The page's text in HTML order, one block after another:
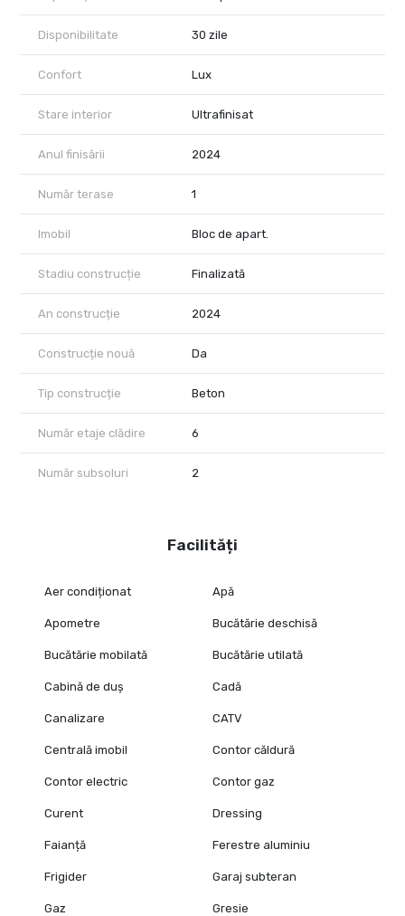
Disponibilitate 30 zile
Confort Lux
Stare interior Ultrafinisat
Anul finisării 2024
Număr terase 1
Imobil Bloc de apart.
Stadiu construcție Finalizată
An construcție 2024
Construcție nouă Da
Tip construcție Beton
Număr etaje clădire 6
Număr subsoluri 2
Facilități
Aer condiționat Apă
Apometre Bucătărie deschisă
Bucătărie mobilată Bucătărie utilată
Cabină de duș Cadă
Canalizare CATV
Centrală imobil Contor căldură
Contor electric Contor gaz
Curent Dressing
Faianță Ferestre aluminiu
Frigider Garaj subteran
Gaz Gresie